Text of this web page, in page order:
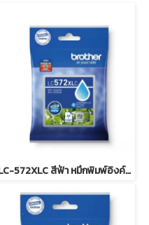
LC-572XLC สีฟ้า หมึกพิมพ์อิงค์เจ็ทบราเดอร์ รับประกันศูนย์บริการของแท้แน่นอน , INK CATRIDGE 1,500 Pgs for J3660,J3960